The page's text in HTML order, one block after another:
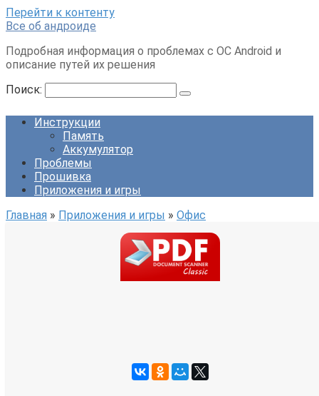
Перейти к контенту
Все об андроиде
Подробная информация о проблемах с ОС Android и
описание путей их решения
Поиск:
Инструкции
Память
Аккумулятор
Проблемы
Прошивка
Приложения и игры
Главная » Приложения и игры » Офис